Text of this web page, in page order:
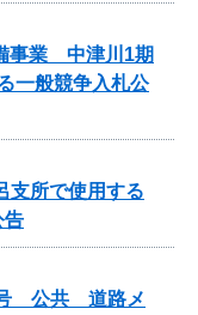
事業 中津川1期
一般競争入札公
支所で使用する
告
号 公共 道路メ